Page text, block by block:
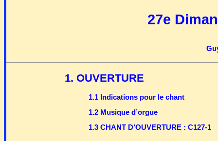
27e
1. OUVERTURE
1.1 Indications pour le chant
1.2 Musique d’orgue
1.3 CHANT D’OUVERTURE : C127-1